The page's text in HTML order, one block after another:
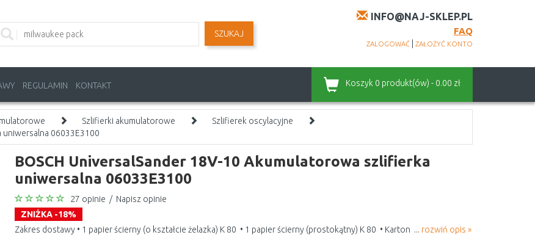
INFO@NAJ-SKLEP.PL
FAQ
ZALOGOWAĆ ZAŁOŻYĆ KONTO
SZUKAJ
REGULAMIN KONTAKT Koszyk 0 produkt(ów) - 0.00 zł
Szlifierki akumulatorowe
Szlifierek oscylacyjne
uniwersalna 06033E3100
BOSCH UniversalSander 18V-10 Akumulatorowa szlifierka
uniwersalna 06033E3100
27 opinie / Napisz opinie
ZNIŻKA -18%
Zakres dostawy • 1 papier ścierny (o kształcie żelazka) K 80 • 1 papier ścierny (prostokątny) K 80 • Karton ... rozwiń opis »